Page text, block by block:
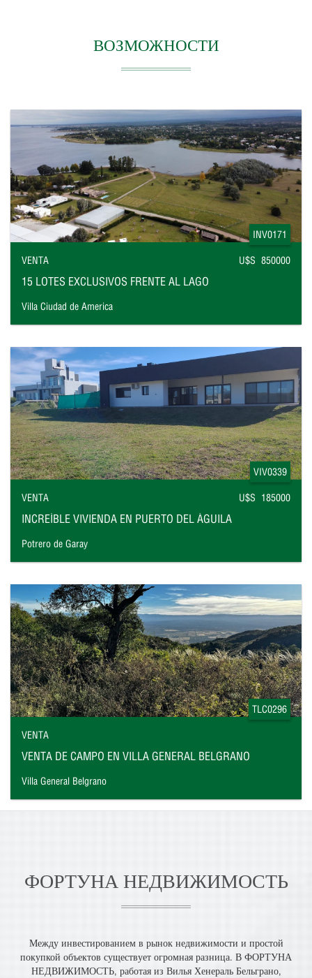
ВОЗМОЖНОСТИ
INV0171
VENTA U$S 850000
15 LOTES EXCLUSIVOS FRENTE AL LAGO
Villa Ciudad de America
VIV0339
VENTA U$S 185000
INCREÍBLE VIVIENDA EN PUERTO DEL ÁGUILA
Potrero de Garay
TLC0296
VENTA
VENTA DE CAMPO EN VILLA GENERAL BELGRANO
Villa General Belgrano
ФОРТУНА НЕДВИЖИМОСТЬ
Между инвестированием в рынок недвижимости и простой
покупкой объектов существует огромная разница. В ФОРТУНА
НЕДВИЖИМОСТЬ, работая из Вилья Хенераль Бельграно,